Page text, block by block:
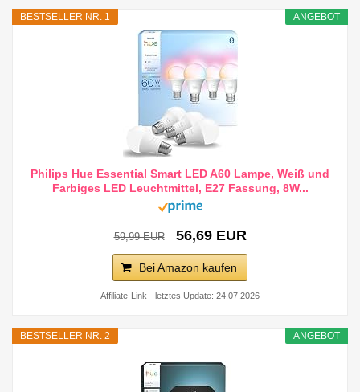
ANGEBOT
BESTSELLER NR. 1
Philips Hue Essential Smart LED A60 Lampe, Weiß und
Farbiges LED Leuchtmittel, E27 Fassung, 8W...
59,99 EUR 56,69 EUR
Bei Amazon kaufen
Affiliate-Link - letztes Update: 24.07.2026
ANGEBOT
BESTSELLER NR. 2